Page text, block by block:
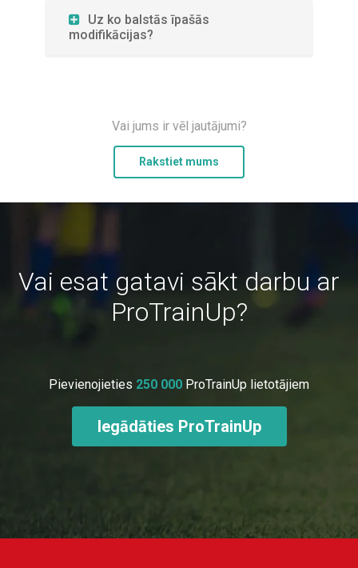
Uz ko balstās īpašās
modifikācijas?
Vai jums ir vēl jautājumi?
Rakstiet mums
Vai esat gatavi sākt darbu ar
ProTrainUp?
Pievienojieties 250 000 ProTrainUp lietotājiem
Iegādāties ProTrainUp